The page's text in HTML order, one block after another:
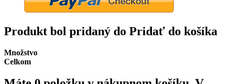
Produkt bol pridaný do Pridať do košíka
Množstvo
Celkom